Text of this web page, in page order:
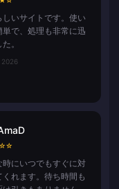
しいサイトです。使い
単で、処理も非常に迅
。
2026
☆☆
時にいつでもすぐに対
くれます。待ち時間も